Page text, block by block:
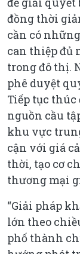
đồng thời
cần có
can thiệp đủ
trong đô thị.
phê duyệt
Tiếp tục thúc
nguồn cầu
khu vực
cận với giá
thời, tạo cơ
thương mại
“Giải pháp
lớn theo
phố thành